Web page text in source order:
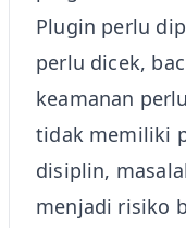
Plugin perlu
perlu dicek,
keamanan
tidak memiliki
disiplin,
menjadi risiko